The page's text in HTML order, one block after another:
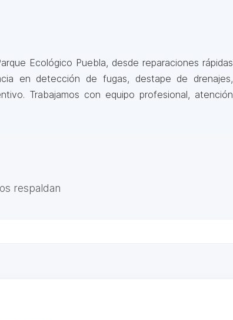
Ecológico Puebla, desde reparaciones rápidas
en detección de fugas, destape de drenajes,
Trabajamos con equipo profesional, atención
respaldan